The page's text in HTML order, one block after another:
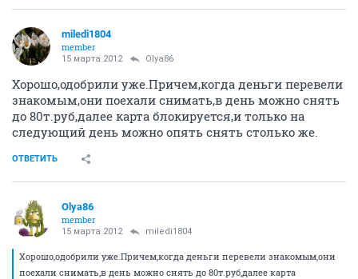
miledi1804
member
15 марта 2012 Olya86
Хорошо,одобрили уже.Причем,когда деньги перевели
знакомым,они поехали снимать,в день можно снять
до 80т.руб,далее карта блокируется,и только на
следующий день можно опять снять столько же.
ОТВЕТИТЬ
Olya86
member
15 марта 2012 miledi1804
Хорошо,одобрили уже.Причем,когда деньги перевели знакомым,они
поехали снимать,в день можно снять до 80т.руб,далее карта